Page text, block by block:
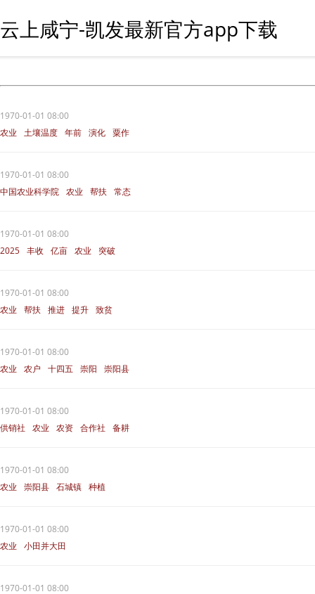
云上咸宁-凯发最新官方app下载
1970-01-01 08:00
农业
土壤温度 年前 演化 粟作
1970-01-01 08:00
中国农业科学院 农业 帮扶 常态
1970-01-01 08:00
2025 丰收 亿亩 农业 突破
1970-01-01 08:00
农业
帮扶 推进 提升 致贫
1970-01-01 08:00
农业
农户 十四五 崇阳 崇阳县
1970-01-01 08:00
供销社
农业 农资 合作社 备耕
1970-01-01 08:00
农业
崇阳县 石城镇 种植
1970-01-01 08:00
农业
小田并大田
1970-01-01 08:00